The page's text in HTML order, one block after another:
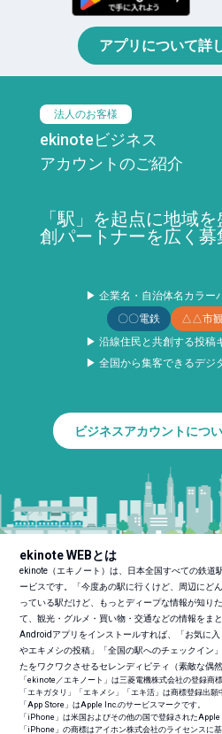
アプリについて詳
法人のお客様
ekinoteビジネス
アカウントのご紹介
「駅」を起点に地域
創パートナーを広く募
▶ 企業名・自治体名カラー
〇〇電鉄
△△市観
▶ 沿線住民と共創する投稿
▶ 全国から集客できるデジ
ビジネスアカウントにつ
ekinote WEBとは
ekinote（エキノート）は、日本全国すべての鉄道
ービスです。「今度あの駅に行くけど、周辺にど
っている駅だけど、もっとディープな情報が知り
て、観光・グルメ・買い物・交通などの情報をま
Androidアプリをインストールすれば、「お気に
やエキメシの投稿」「全国の駅へのチェックイン
たをワクワクさせるセレンディピティ（素敵な偶
「ekinote／エキノート」は三菱電機株式会社の登録商標
「エキガタリ」「エキメシ」「エキ活」は商標登録出願
「App Store」はApple Inc.のサービスマークです。
「iPhone」は米国およびその他の国で登録されたApple
「iPhone」の商標はアイホン株式会社のライセンスに